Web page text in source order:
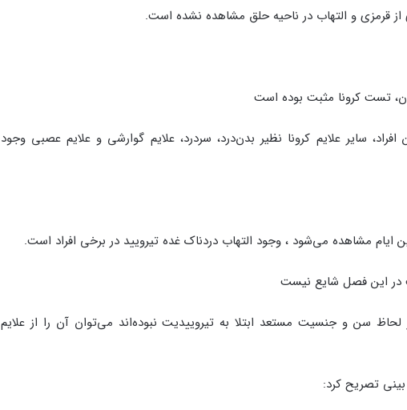
از قرمزی و التهاب در ناحیه حلق مشاهده نشده است.
تست کرونا مثبت بوده است
سایر علایم کرونا نظیر بدن‌درد، سردرد، علایم گوارشی و علایم عصبی وجود
ایام مشاهده می‌شود ، وجود التهاب دردناک غده تیرویید در برخی افراد است.
در این فصل شایع نیست
لحاظ سن و جنسیت مستعد ابتلا به تیروییدیت نبوده‌اند می‌توان آن را از علایم
تصریح کرد: